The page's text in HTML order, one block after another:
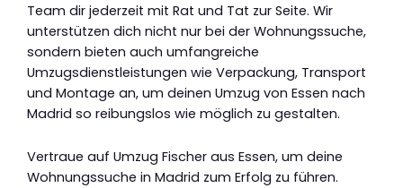
Team dir jederzeit mit Rat und Tat zur Seite. Wir
unterstützen dich nicht nur bei der Wohnungssuche,
sondern bieten auch umfangreiche
Umzugsdienstleistungen wie Verpackung, Transport
und Montage an, um deinen Umzug von Essen nach
Madrid so reibungslos wie möglich zu gestalten.
Vertraue auf Umzug Fischer aus Essen, um deine
Wohnungssuche in Madrid zum Erfolg zu führen.